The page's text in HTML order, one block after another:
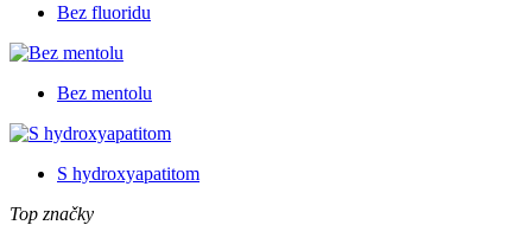
Bez fluoridu
Bez mentolu
S hydroxyapatitom
Top značky